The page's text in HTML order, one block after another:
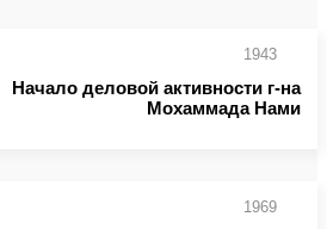
1943
Начало деловой активности г-на
Мохаммада Нами
1969